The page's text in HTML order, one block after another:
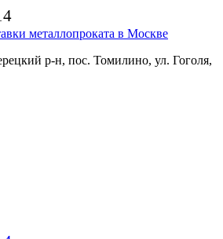
р-н, пос. Томилино, ул. Гоголя,